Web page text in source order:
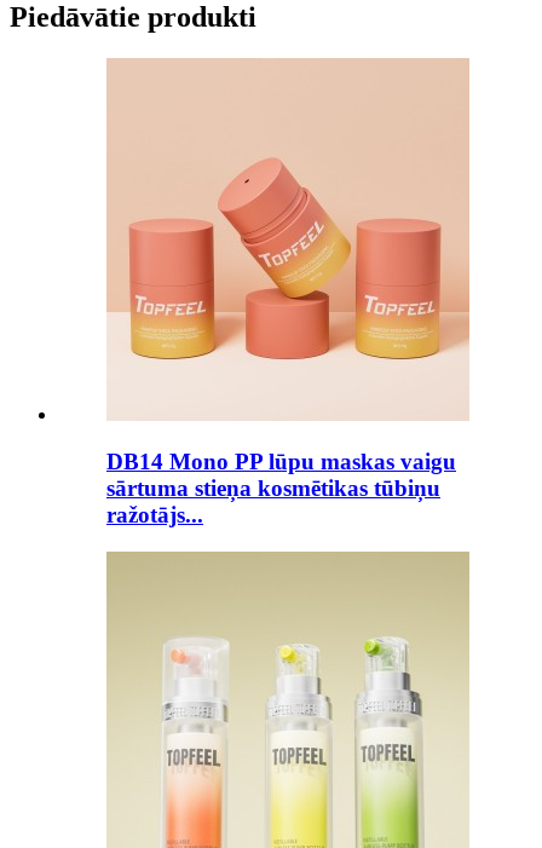
Piedāvātie produkti
DB14 Mono PP lūpu maskas vaigu
sārtuma stieņa kosmētikas tūbiņu
ražotājs...